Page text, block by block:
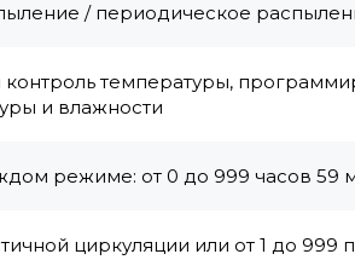
/ периодическое
температуры,
и влажности
режиме: от 0 до 999 часов 59
циркуляции или от 1 до 999